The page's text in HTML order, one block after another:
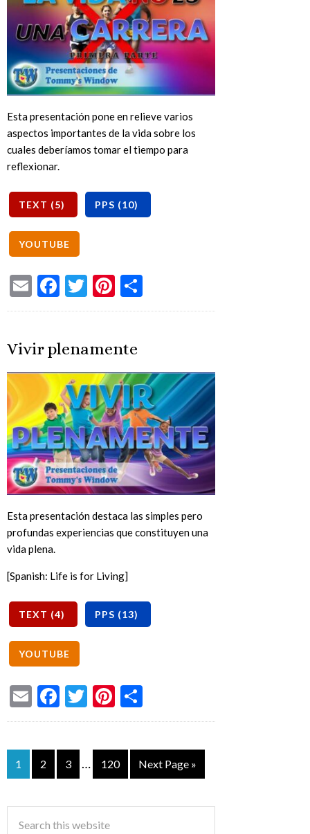
Esta presentación pone en relieve varios
aspectos importantes de la vida sobre los
cuales deberíamos tomar el tiempo para
reflexionar.
EmailFacebook
TwitterPinterest
Vivir plenamente
Esta presentación destaca las simples pero
profundas experiencias que constituyen una
vida plena.
[Spanish: Life is for Living]
EmailFacebook
TwitterPinterest
1 2 3 … 120 Next Page »